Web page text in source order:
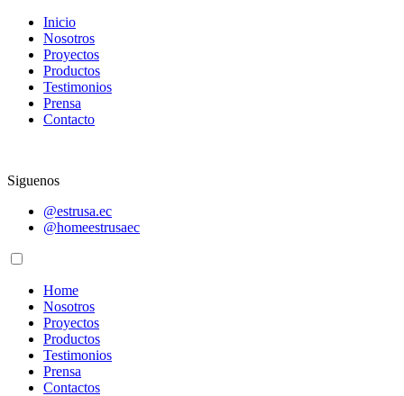
Inicio
Nosotros
Proyectos
Productos
Testimonios
Prensa
Contacto
Siguenos
@estrusa.ec
@homeestrusaec
Home
Nosotros
Proyectos
Productos
Testimonios
Prensa
Contactos